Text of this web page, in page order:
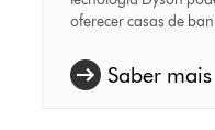
oferecer casas de
Saber mais